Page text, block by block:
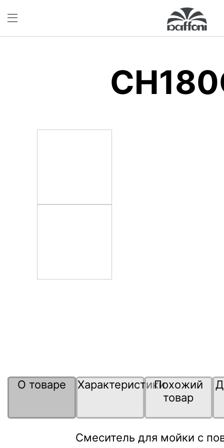
О товаре ХарактеристикиПохожий
товар
Смеситель для мойки с